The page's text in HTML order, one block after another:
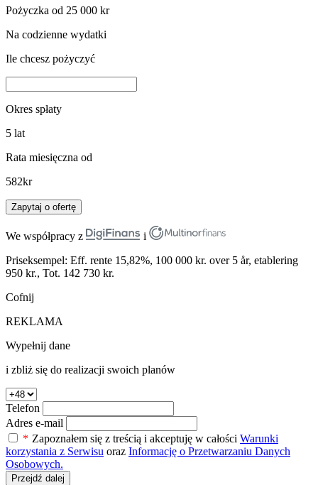
Pożyczka od 25 000 kr
Na codzienne wydatki
Ile chcesz pożyczyć
Okres spłaty
5 lat
Rata miesięczna od
582kr
Zapytaj o ofertę
We współpracy z
i
Priseksempel: Eff. rente 15,82%, 100 000 kr. over 5 år, etablering
950 kr., Tot. 142 730 kr.
Cofnij
REKLAMA
Wypełnij dane
i zbliż się do realizacji swoich planów
Telefon
Adres e-mail
* Zapoznałem się z treścią i akceptuję w całości Warunki
korzystania z Serwisu oraz Informację o Przetwarzaniu Danych
Osobowych.
Przejdź dalej